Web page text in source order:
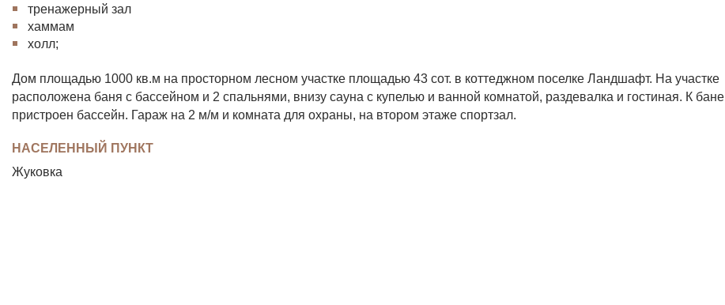
тренажерный зал
хаммам
холл;
Дом площадью 1000 кв.м на просторном лесном участке площадью 43 сот. в коттеджном поселке Ландшафт. На участке
расположена баня с бассейном и 2 спальнями, внизу сауна с купелью и ванной комнатой, раздевалка и гостиная. К бане
пристроен бассейн. Гараж на 2 м/м и комната для охраны, на втором этаже спортзал.
НАСЕЛЕННЫЙ ПУНКТ
Жуковка